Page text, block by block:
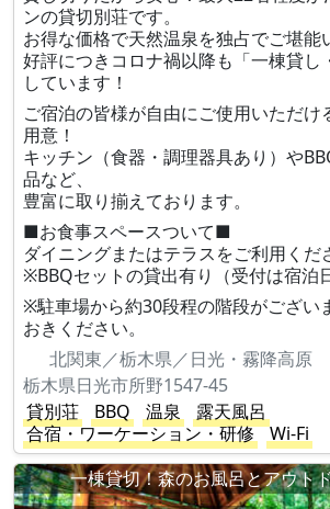
ンの貸切別荘です。
お得な価格で天然温泉を独占でご堪能
好評につきコロナ禍以降も「一棟貸し
しています！
ご宿泊の皆様が自由にご使用いただけ
用意！
キッチン（食器・調理器具あり）や
品など、
豊富に取り揃えております。
■お食事スペースついて■
ダイニングまたはテラスをご利用くだ
※BBQセットの貸出有り（受付は宿泊
※駐車場から約30段程の階段がござい
おきください。
北関東／栃木県／日光・霧降高原
栃木県日光市所野1547-45
貸別荘
BBQ 温泉
露天風呂
合宿・ワーケーション・研修
Wi-Fi
一棟貸切！森のお風呂とアウト